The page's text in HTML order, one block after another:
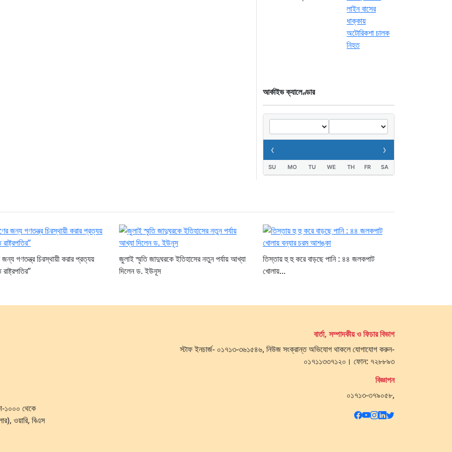
আর্কাইভ ক্যালেণ্ডার
‹ ›
SU MO TU WE TH FR SA
গণতন্ত্র চিরস্থায়ী করার প্রত্যয়
জুলাই স্মৃতি জাদুঘরকে ইতিহাসের নতুন পর্যায় আখ্যা
দিলেন ড. ইউনূস
তিস্তায় হু হু করে বাড়ছে পানি : ৪৪ জলকপাট
খোলায়...
১০০০ থেকে
ওয়ারি, বিএস
বার্তা, সম্পাদকীয় ও ফিচার বিভাগ
স্টাফ ইনচার্জ- ০১৭১৩-৩৬১৫৪৬, নিউজ সংক্রান্ত অভিযোগ থাকলে যোগাযোগ করুন-
০১৭১১৩৩৭১২০। ফোন: ৭২৮৮৯৩
বিজ্ঞাপন
০১৭১৩-৩৭৯০৫৮,